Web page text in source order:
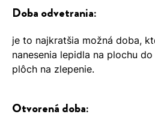
Doba odvetrania:
je to najkratšia možná doba,
nanesenia lepidla na plochu
plôch na zlepenie.
Otvorená doba: